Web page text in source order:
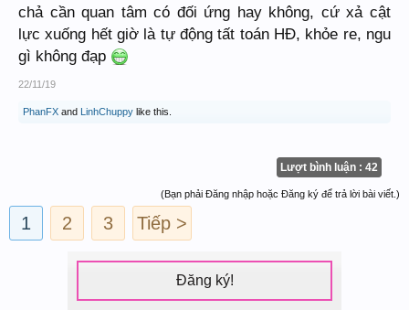
chả cần quan tâm có đối ứng hay không, cứ xả cật
lực xuống hết giờ là tự động tất toán HĐ, khỏe re, ngu
gì không đạp
22/11/19
PhanFX and LinhChuppy like this.
Lượt bình luận : 42
(Bạn phải Đăng nhập hoặc Đăng ký để trả lời bài viết.)
1 2 3 Tiếp >
Đăng ký!